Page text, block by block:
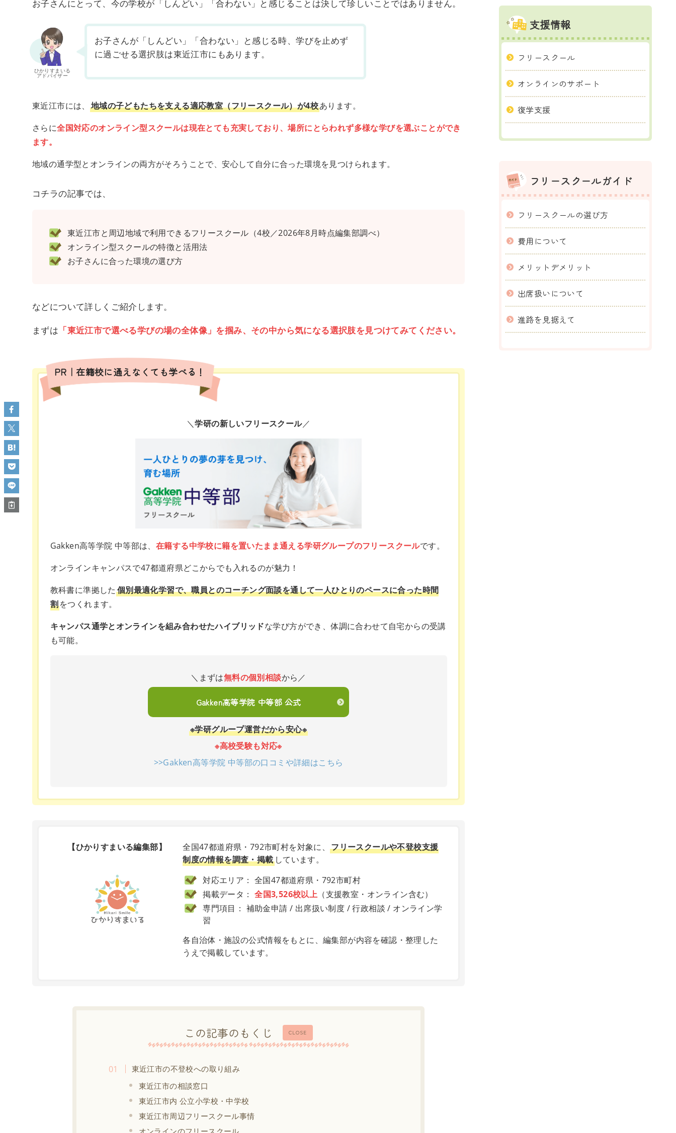
お子さんにとって、今の学校が「しんどい」「合わない」と感じることは決して珍しいことではありません。
ひかりすまいる
アドバイザー
お子さんが「しんどい」「合わない」と感じる時、学びを止めず
に過ごせる選択肢は東近江市にもあります。
東近江市には、 地域の子どもたちを支える適応教室（フリースクール）が4校あります。
さらに全国対応のオンライン型スクールは現在とても充実しており、場所にとらわれず多様な学びを選ぶことができ
ます。
地域の通学型とオンラインの両方がそろうことで、安心して自分に合った環境を見つけられます。
コチラの記事では、
東近江市と周辺地域で利用できるフリースクール（4校／2026年8月時点編集部調べ）
オンライン型スクールの特徴と活用法
お子さんに合った環境の選び方
などについて詳しくご紹介します。
まずは 「東近江市で選べる学びの場の全体像」を掴み、その中から気になる選択肢を見つけてみてください。
PR｜在籍校に通えなくても学べる！
＼学研の新しいフリースクール／
Gakken高等学院 中等部は、 在籍する中学校に籍を置いたまま通える学研グループのフリースクールです。
オンラインキャンパスで47都道府県どこからでも入れるのが魅力！
教科書に準拠した 個別最適化学習で、職員とのコーチング面談を通して一人ひとりのペースに合った時間
割をつくれます。
キャンパス通学とオンラインを組み合わせたハイブリッドな学び方ができ、体調に合わせて自宅からの受講
も可能。
＼まずは無料の個別相談から／
Gakken高等学院 中等部 公式
※学研グループ運営だから安心※
※高校受験も対応※
>>Gakken高等学院 中等部の口コミや詳細はこちら
【ひかりすまいる編集部】 全国47都道府県・792市町村を対象に、フリースクールや不登校支援
制度の情報を調査・掲載しています。
対応エリア： 全国47都道府県・792市町村
掲載データ：全国3,526校以上 （支援教室・オンライン含む）
専門項目： 補助金申請 / 出席扱い制度 / 行政相談 / オンライン学
習
各自治体・施設の公式情報をもとに、編集部が内容を確認・整理した
うえで掲載しています。
CLOSE
この記事のもくじ
東近江市の不登校への取り組み
東近江市の相談窓口
東近江市内 公立小学校・中学校
東近江市周辺フリースクール事情
オンラインのフリースクール
支援情報
フリースクール
オンラインのサポート
復学支援
フリースクールガイド
フリースクールの選び方
費用について
メリットデメリット
出席扱いについて
進路を見据えて